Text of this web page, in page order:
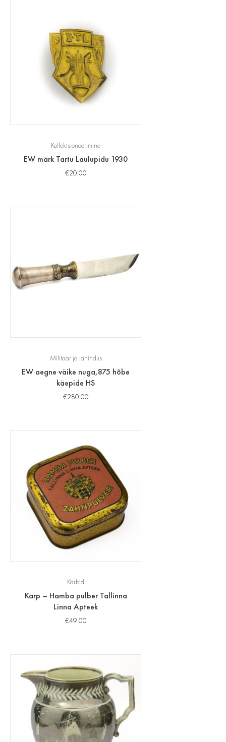
Kollektsioneerimine
EW märk Tartu Laulupidu 1930
€20.00
Militaar ja jahindus
EW aegne väike nuga,875 hõbe
käepide HS
€280.00
Karbid
Karp – Hamba pulber Tallinna
Linna Apteek
€49.00